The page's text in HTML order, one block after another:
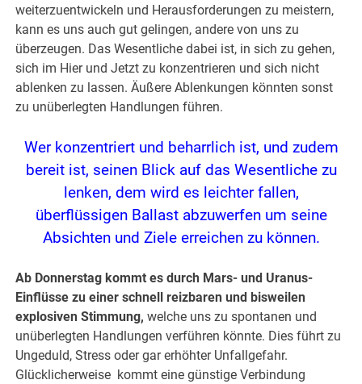
weiterzuentwickeln und Herausforderungen zu meistern,
kann es uns auch gut gelingen, andere von uns zu
überzeugen. Das Wesentliche dabei ist, in sich zu gehen,
sich im Hier und Jetzt zu konzentrieren und sich nicht
ablenken zu lassen. Äußere Ablenkungen könnten sonst
zu unüberlegten Handlungen führen.
Wer konzentriert und beharrlich ist, und zudem
bereit ist, seinen Blick auf das Wesentliche zu
lenken, dem wird es leichter fallen,
überflüssigen Ballast abzuwerfen um seine
Absichten und Ziele erreichen zu können.
Ab Donnerstag kommt es durch Mars- und Uranus-
Einflüsse zu einer schnell reizbaren und bisweilen
explosiven Stimmung, welche uns zu spontanen und
unüberlegten Handlungen verführen könnte. Dies führt zu
Ungeduld, Stress oder gar erhöhter Unfallgefahr.
Glücklicherweise kommt eine günstige Verbindung